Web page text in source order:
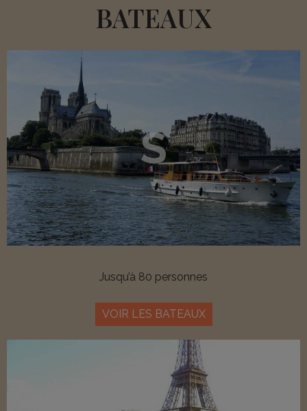
BATEAUX
S
Jusqu’à 80 personnes
VOIR LES BATEAUX